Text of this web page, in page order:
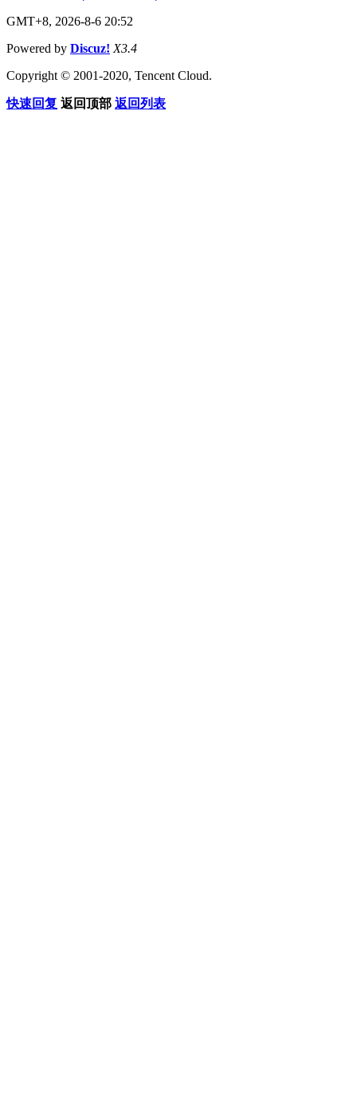
GMT+8, 2026-8-6 20:52
Powered by Discuz! X3.4
Copyright © 2001-2020, Tencent Cloud.
快速回复 返回顶部 返回列表